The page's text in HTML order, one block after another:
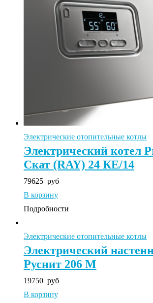
Электрические отопительные котлы
Электрический котел
Скат (RAY) 24 КE/14
79625 руб
В корзину
Подробности
Электрические отопительные котлы
Электрический
Руснит 206 М
19750 руб
В корзину